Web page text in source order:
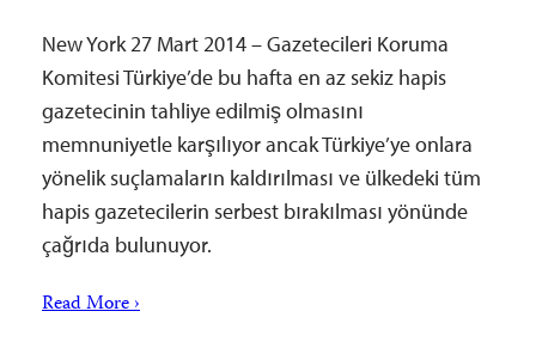
New York 27 Mart 2014 – Gazetecileri Koruma
Komitesi Türkiye’de bu hafta en az sekiz hapis
gazetecinin tahliye edilmiş olmasını
memnuniyetle karşılıyor ancak Türkiye’ye onlara
yönelik suçlamaların kaldırılması ve ülkedeki tüm
hapis gazetecilerin serbest bırakılması yönünde
çağrıda bulunuyor.
Read More ›